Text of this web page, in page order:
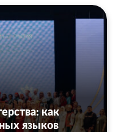
как
языков